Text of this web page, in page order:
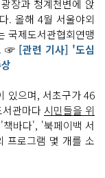
장과 청계천변에 앉
. 올해 4월 서울야외
국제도서관협회연맹
. ☞[관련 기사] '도심
있으며, 서초구가 46
관마다시민들을 위
바다', '북페이백 서
프로그램 몇 개를 소